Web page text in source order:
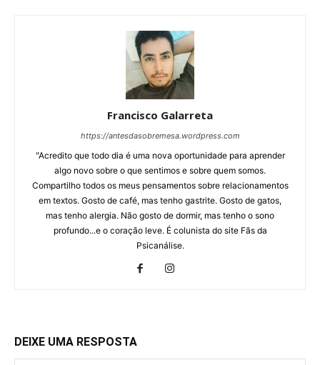
Francisco Galarreta
https://antesdasobremesa.wordpress.com
"Acredito que todo dia é uma nova oportunidade para aprender
algo novo sobre o que sentimos e sobre quem somos.
Compartilho todos os meus pensamentos sobre relacionamentos
em textos. Gosto de café, mas tenho gastrite. Gosto de gatos,
mas tenho alergia. Não gosto de dormir, mas tenho o sono
profundo...e o coração leve. É colunista do site Fãs da
Psicanálise.
DEIXE UMA RESPOSTA